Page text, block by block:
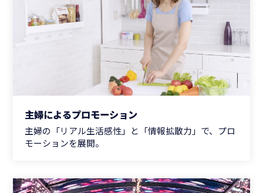
主婦によるプロモーション
主婦の「リアル生活感性」と「情報拡散力」で、プロ
モーションを展開。